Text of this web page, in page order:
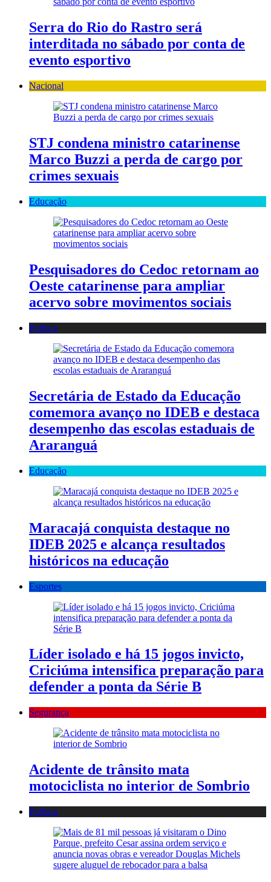
Serra do Rio do Rastro será
interditada no sábado por conta de
evento esportivo
Nacional
STJ condena ministro catarinense
Marco Buzzi a perda de cargo por
crimes sexuais
Educação
Pesquisadores do Cedoc retornam ao
Oeste catarinense para ampliar
acervo sobre movimentos sociais
Política
Secretária de Estado da Educação
comemora avanço no IDEB e destaca
desempenho das escolas estaduais de
Araranguá
Educação
Maracajá conquista destaque no
IDEB 2025 e alcança resultados
históricos na educação
Esportes
Líder isolado e há 15 jogos invicto,
Criciúma intensifica preparação para
defender a ponta da Série B
Segurança
Acidente de trânsito mata
motociclista no interior de Sombrio
Política